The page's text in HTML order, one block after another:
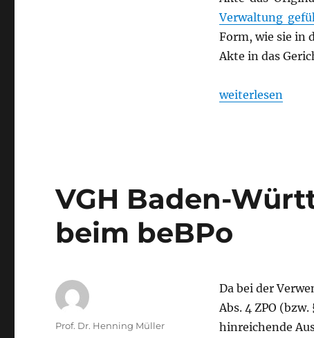
Verwaltung
Form, wie sie in
Akte in das
„Wie kommt die
weiterlesen
VGH Baden-
beim beBPo
Da bei der
Abs. 4 ZPO
hinreichende
Autor
Prof. Dr. Henning Müller